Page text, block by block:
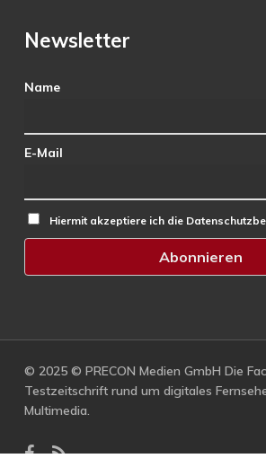
Newsletter
Name
E-Mail
Hiermit akzeptiere ich die
© 2025 © PRECON Medien GmbH Die
Testzeitschrift rund um digitales
Multimedia.
facebook
RSS